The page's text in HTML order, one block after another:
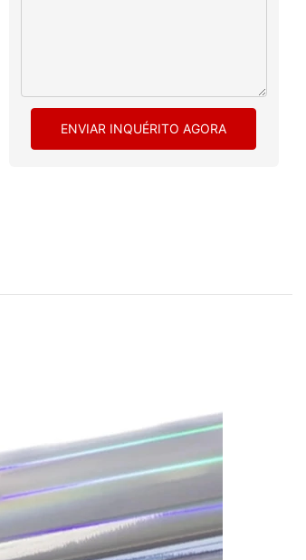
ENVIAR INQUÉRITO AGORA